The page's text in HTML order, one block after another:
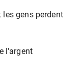
les gens perdent
l'argent